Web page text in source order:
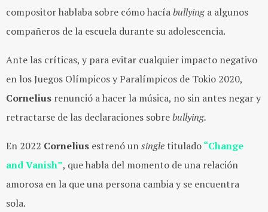
compositor hablaba sobre cómo hacíabullyinga algunos
compañeros de la escuela durante su adolescencia.
Ante las críticas, y para evitar cualquier impacto negativo
en los Juegos Olímpicos y Paralímpicos de Tokio 2020,
Cornelius renunció a hacer la música, no sin antes negar y
retractarse de las declaraciones sobrebullying.
En 2022 Cornelius estrenó unsingle titulado“Change
and Vanish”, que habla del momento de una relación
amorosa en la que una persona cambia y se encuentra
sola.